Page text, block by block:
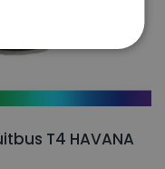
T4 HAVANA